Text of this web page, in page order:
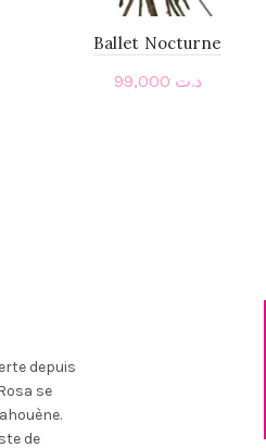
Ballet Nocturne
د.ت
depuis
se
de